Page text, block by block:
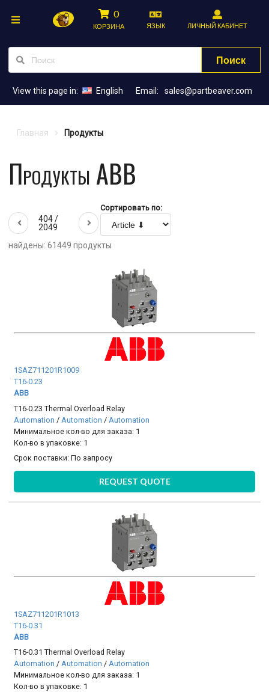
0
КОРЗИНА ЯЗЫК ЛИЧНЫЙ КАБИНЕТ
Поиск
View this page in: English Email: sales@partbeaver.com
Главная Продукты
Продукты ABB
404 /
2049
Сортировать по:
найдены: 61449 продукты
1SAZ711201R1009
T16-0.23
ABB
T16-0.23 Thermal Overload Relay
Automation / Automation / Automation
Минимальное кол-во для заказа: 1
Кол-во в упаковке: 1
Срок поставки:По запросу
REQUEST QUOTE
1SAZ711201R1013
T16-0.31
ABB
T16-0.31 Thermal Overload Relay
Automation /Automation /Automation
Минимальное кол-во для заказа: 1
Кол-во в упаковке: 1